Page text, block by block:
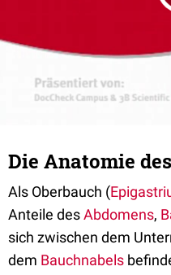
Die Anatomie
Als Oberbauch (
Anteile desAbdomens,
sich zwischen dem
dem Bauchnabels